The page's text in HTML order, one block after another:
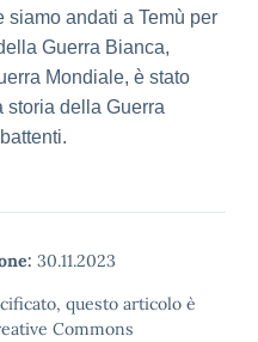
siamo andati a Temù per
Guerra Bianca,
Mondiale, è stato
storia della Guerra
30.11.2023
questo articolo è
Commons